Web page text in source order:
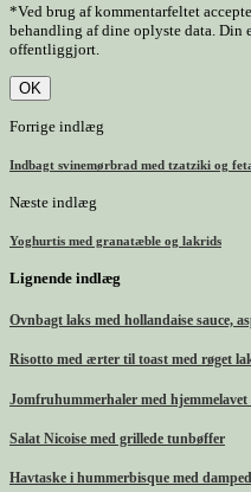
*Ved brug af kommentarfeltet
behandling af dine oplyste data. Din
offentliggjort.
Forrige indlæg
Indbagt svinemørbrad med tzatziki og
Næste indlæg
Yoghurtis med granatæble og lakrids
Lignende indlæg
Ovnbagt laks med hollandaise sauce,
Risotto med ærter til toast med røget
Jomfruhummerhaler med hjemmelavet
Salat Nicoise med grillede tunbøffer
Havtaske i hummerbisque med